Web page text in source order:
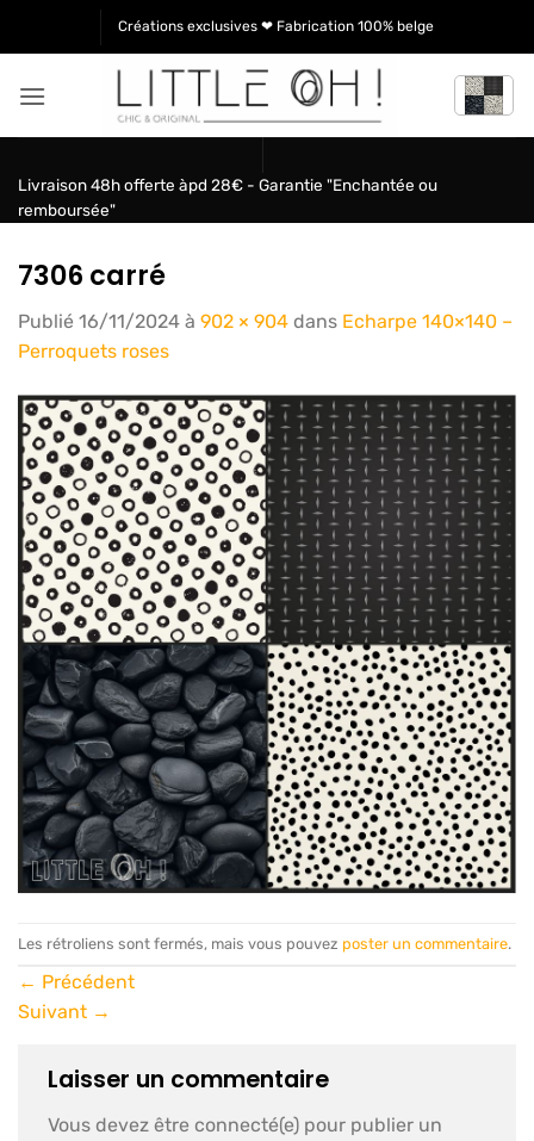
Créations exclusives ❤ Fabrication 100% belge
Livraison 48h offerte àpd 28€ - Garantie "Enchantée ou
remboursée"
7306 carré
Publié 16/11/2024 à 902 × 904 dans Echarpe 140×140 –
Perroquets roses
Les rétroliens sont fermés, mais vous pouvez poster un commentaire.
← Précédent
Suivant →
Laisser un commentaire
Vous devez être connecté(e) pour publier un